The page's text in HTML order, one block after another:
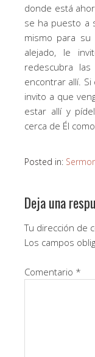
donde está
se ha puesto a
mismo para su
alejado, le
redescubra
encontrar allí.
invito a que
estar allí y
cerca de Él
Posted in:
Deja una
Tu dirección de
Los campos
Comentario *